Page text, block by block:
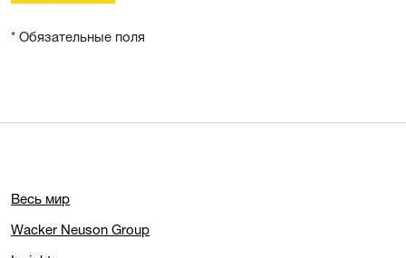
* Обязательные поля
Весь мир
Wacker Neuson Group